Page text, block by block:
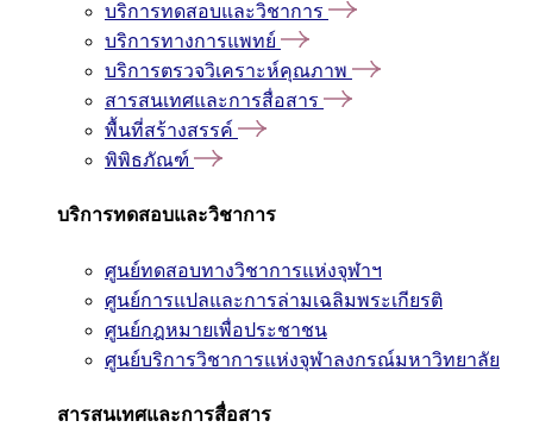
บริการทดสอบและวิชาการ
บริการทางการแพทย์
บริการตรวจวิเคราะห์คุณภาพ
สารสนเทศและการสื่อสาร
พื้นที่สร้างสรรค์
พิพิธภัณฑ์
บริการทดสอบและวิชาการ
ศูนย์ทดสอบทางวิชาการแห่งจุฬาฯ
ศูนย์การแปลและการล่ามเฉลิมพระเกียรติ
ศูนย์กฎหมายเพื่อประชาชน
ศูนย์บริการวิชาการแห่งจุฬาลงกรณ์มหาวิทยาลัย
สารสนเทศและการสื่อสาร